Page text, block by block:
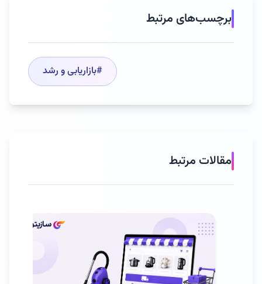
برچسب‌های مرتبط
#بازاریابی و رشد
مقالات مرتبط